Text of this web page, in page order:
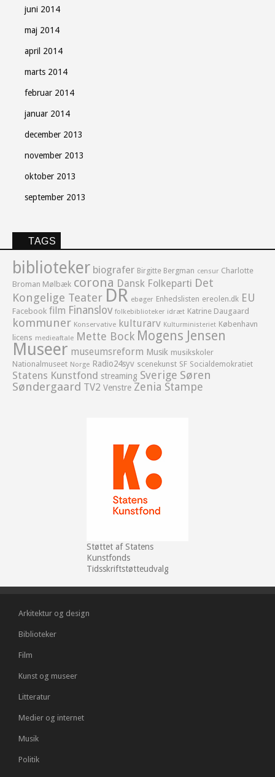
juni 2014
maj 2014
april 2014
marts 2014
februar 2014
januar 2014
december 2013
november 2013
oktober 2013
september 2013
TAGS
biblioteker biografer Birgitte Bergman censur Charlotte
Broman Mølbæk corona Dansk Folkeparti Det
Kongelige Teater DR ebøger Enhedslisten ereolen.dk EU
Facebook film Finanslov folkebiblioteker idræt Katrine Daugaard
kommuner Konservative kulturarv Kulturministeriet København
licens medieaftale Mette Bock Mogens Jensen
Museer museumsreform Musik musikskoler
Nationalmuseet Norge Radio24syv scenekunst SF Socialdemokratiet
Statens Kunstfond streaming Sverige Søren
Søndergaard TV2 Venstre Zenia Stampe
Støttet af Statens
Kunstfonds
Tidsskriftstøtteudvalg
Arkitektur og design
Biblioteker
Film
Kunst og museer
Litteratur
Medier og internet
Musik
Politik